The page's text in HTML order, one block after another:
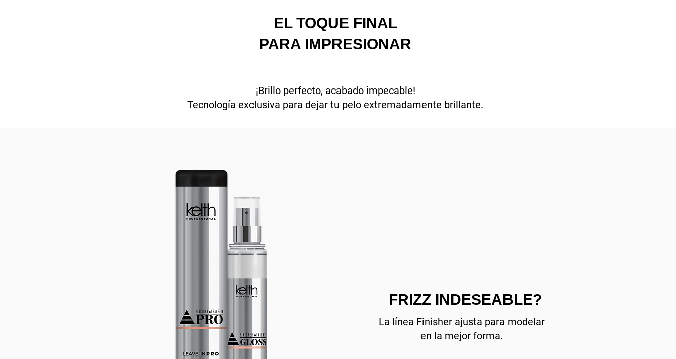
EL TOQUE FINAL
PARA IMPRESIONAR
¡Brillo perfecto, acabado impecable!
Tecnología exclusiva para dejar tu pelo extremadamente brillante.
FRIZZ INDESEABLE?
La línea Finisher ajusta para modelar
en la mejor forma.